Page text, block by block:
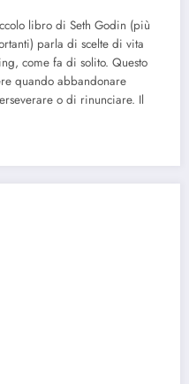
libro di Seth Godin (più
parla di scelte di vita
come fa di solito. Questo
quando abbandonare
o di rinunciare. Il